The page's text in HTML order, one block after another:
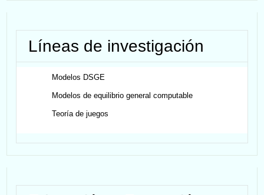
Líneas de investigación
Modelos DSGE
Modelos de equilibrio general computable
Teoría de juegos